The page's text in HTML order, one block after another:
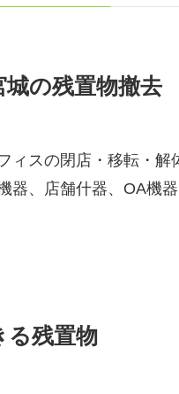
城の残置物撤去
ィスの閉店・移転・
器、店舗什器、OA機
る残置物